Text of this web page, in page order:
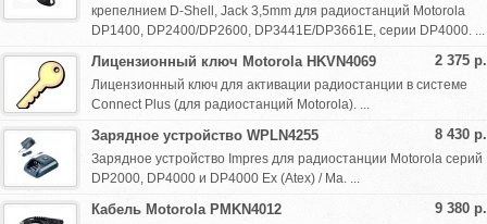
крепелнием D-Shell, Jack 3,5mm для радиостанций Motorola
DP1400, DP2400/DP2600, DP3441E/DP3661E, серии DP4000. ...
2 375 р.
Лицензионный ключ Motorola HKVN4069
Лицензионный ключ для активации радиостанции в системе
Connect Plus (для радиостанций Motorola). ...
8 430 р.
Зарядное устройство WPLN4255
Зарядное устройство Impres для радиостанции Motorola серий
DP2000, DP4000 и DP4000 Ex (Atex) / Ma. ...
9 380 р.
Кабель Motorola PMKN4012